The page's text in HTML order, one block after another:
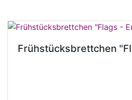
Frühstücksbrettchen